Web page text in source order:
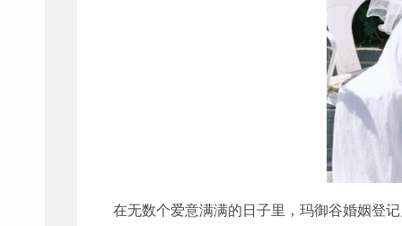
在无数个爱意满满的日子里，玛御谷婚姻登